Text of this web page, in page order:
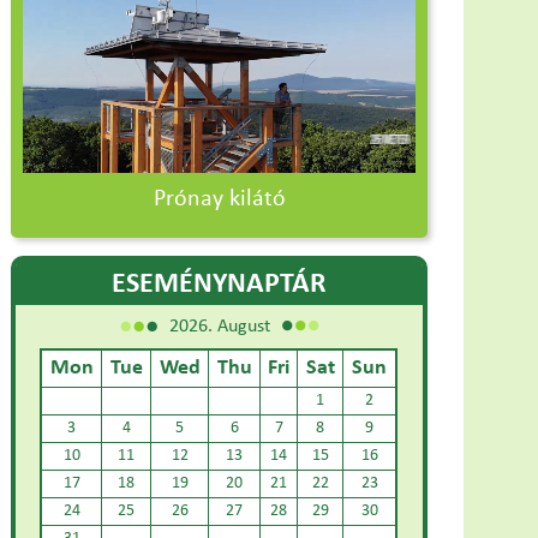
Prónay kilátó
ESEMÉNYNAPTÁR
2026. August
Mon Tue Wed Thu Fri Sat Sun
1
2
3
4 5 6 7 8
9
10
11 12 13 14 15
16
17
18 19 20 21 22
23
24
25 26 27 28 29
30